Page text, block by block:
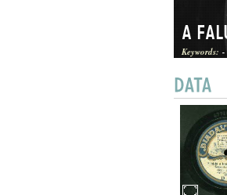
Keywords: -